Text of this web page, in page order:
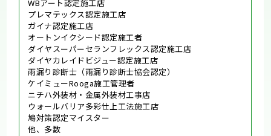
WBアート認定施工店
プレマテックス認定施工店
ガイナ認定施工店
オートンイクシード認定施工者
ダイヤスーパーセランフレックス認定施工店
ダイヤカレイドビジュー認定施工店
雨漏り診断士（雨漏り診断士協会認定）
ケイミューRooga施工管理者
ニチハ外装材・金属外装材工事店
ウォールバリア多彩仕上工法施工店
鳩対策認定マイスター
他、多数